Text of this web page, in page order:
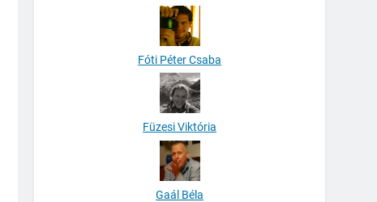
Fóti Péter Csaba
Füzesi Viktória
Gaál Béla